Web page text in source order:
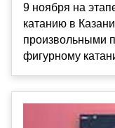
9 ноября на
катанию в
произвольными
фигурному